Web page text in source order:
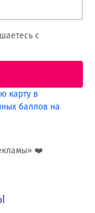
с
карту в
баллов на
❤️